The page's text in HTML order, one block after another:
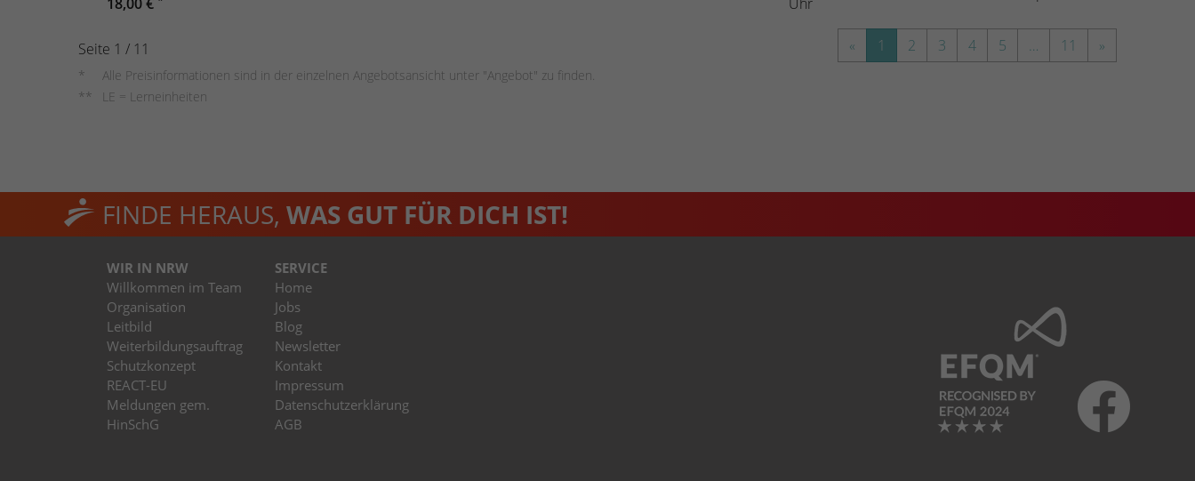
Seite 1 / 11 « 1 2 3 4 5 … 11 »
Alle Preisinformationen sind in der einzelnen Angebotsansicht unter "Angebot" zu finden.
LE = Lerneinheiten
FINDE HERAUS, WAS GUT FÜR DICH IST!
WIR IN NRW
Willkommen im Team
Organisation
Leitbild
Weiterbildungsauftrag
Schutzkonzept
REACT-EU
Meldungen gem.
HinSchG
SERVICE
Home
Jobs
Blog
Newsletter
Kontakt
Impressum
Datenschutzerklärung
AGB